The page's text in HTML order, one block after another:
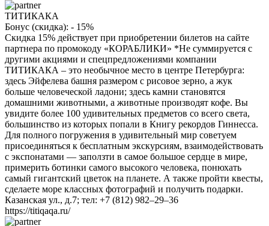
ТИТИКАКА
Бонус (скидка): - 15%
Скидка 15% действует при приобретении билетов на сайте
партнера по промокоду «КОРАБЛИКИ» *Не суммируется с
другими акциями и спецпредложениями компании
ТИТИКАКА – это необычное место в центре Петербурга:
здесь Эйфелева башня размером с рисовое зерно, а жук
больше человеческой ладони; здесь камни становятся
домашними животными, а животные производят кофе. Вы
увидите более 100 удивительных предметов со всего света,
большинство из которых попали в Книгу рекордов Гиннесса.
Для полного погружения в удивительный мир советуем
присоединяться к бесплатным экскурсиям, взаимодействовать
с экспонатами — заползти в самое большое сердце в мире,
примерить ботинки самого высокого человека, понюхать
самый гигантский цветок на планете. А также пройти квесты,
сделаете море классных фотографий и получить подарки.
Казанская ул., д.7; тел: +7 (812) 982–29–36
https://titiqaqa.ru/